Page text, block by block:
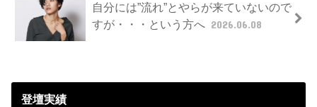
自分には”流れ”とやらが来ていないので
すが・・・という方へ 2026.06.08
登壇実績